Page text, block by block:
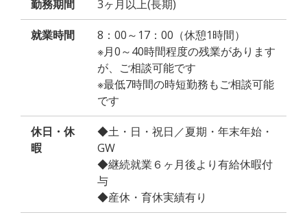
勤務期間 3ヶ月以上(長期)
就業時間
8：00～17：00（休憩1時間）
※月0～40時間程度の残業があります
が、ご相談可能です
※最低7時間の時短勤務もご相談可能
です
休日・休
暇
◆土・日・祝日／夏期・年末年始・
GW
◆継続就業６ヶ月後より有給休暇付
与
◆産休・育休実績有り